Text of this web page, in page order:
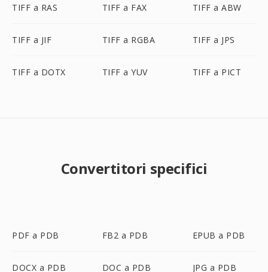
TIFF a RAS TIFF a FAX TIFF a ABW
TIFF a JIF TIFF a RGBA TIFF a JPS
TIFF a DOTX TIFF a YUV TIFF a PICT
Convertitori specifici
PDF a PDB FB2 a PDB EPUB a PDB
DOCX a PDB DOC a PDB JPG a PDB